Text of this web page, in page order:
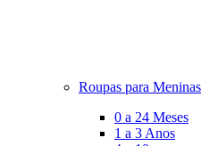
Roupas para Meninas
0 a 24 Meses
1 a 3 Anos